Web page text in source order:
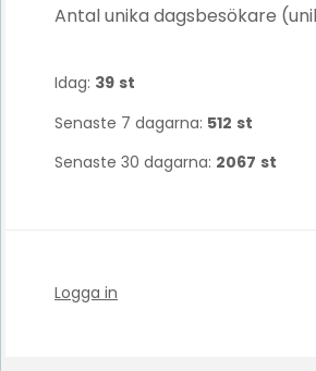
Antal unika dagsbesökare
Idag: 39 st
Senaste 7 dagarna: 512 st
Senaste 30 dagarna: 2067 st
Logga in